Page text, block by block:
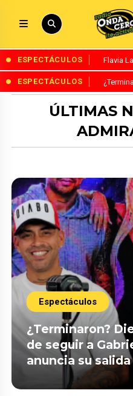
ESPECTÁCULOS Flavia
ESPECTÁCULOS
ÚLTIMAS
Espectáculos
¿Terminaron?
de seguir a
anuncia su